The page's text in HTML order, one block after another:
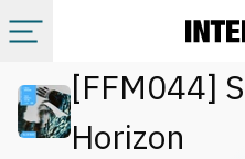
Categorie
[FFM044]
Horizon